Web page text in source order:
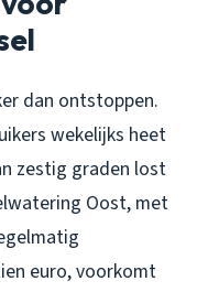
dan ontstoppen.
wekelijks heet
zestig graden lost
Oost, met
euro, voorkomt